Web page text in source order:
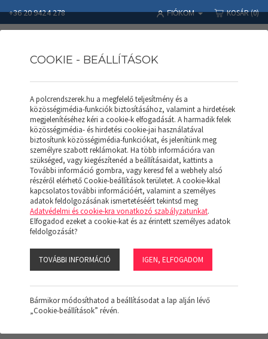
+36 20 9424 278 FIÓKOM KOSÁR(0)
Polcrendszerek Termékek APROD POLCAPROD POLC
APROD Polc AP 128 (F)
COOKIE - BEÁLLÍTÁSOK
A polcrendszerek.hu a megfelelő teljesítmény és a
közösségimédia-funkciók biztosításához, valamint a hirdetések
megjelenítéséhez kéri a cookie-k elfogadását. A harmadik felek
közösségimédia- és hirdetési cookie-jai használatával
biztosítunk közösségimédia-funkciókat, és jelenítünk meg
személyre szabott reklámokat. Ha több információra van
szükséged, vagy kiegészítenéd a beállításaidat, kattints a
További információ gombra, vagy keresd fel a webhely alsó
részéről elérhető Cookie-beállítások területet. A cookie-kkal
kapcsolatos további információért, valamint a személyes
adatok feldolgozásának ismertetéséért tekintsd meg
Adatvédelmi és cookie-kra vonatkozó szabályzatunkat.
Elfogadod ezeket a cookie-kat és az érintett személyes adatok
feldolgozását?
TOVÁBBI INFORMÁCIÓ IGEN, ELFOGADOM
Bármikor módosíthatod a beállításodat a lap alján lévő
„Cookie-beállítások” révén.